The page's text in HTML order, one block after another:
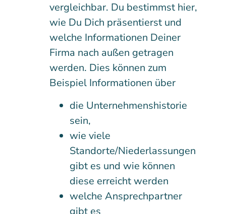
vergleichbar. Du bestimmst hier,
wie Du Dich präsentierst und
welche Informationen Deiner
Firma nach außen getragen
werden. Dies können zum
Beispiel Informationen über
die Unternehmenshistorie
sein,
wie viele
Standorte/Niederlassungen
gibt es und wie können
diese erreicht werden
welche Ansprechpartner
gibt es